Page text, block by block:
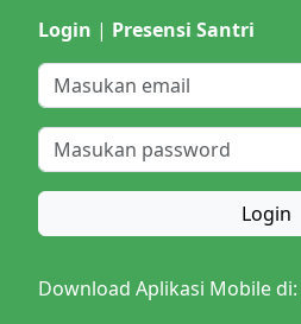
Login | Presensi Santri
Login
Download Aplikasi Mobile di: